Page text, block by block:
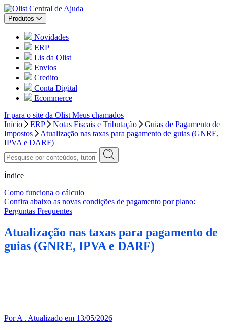
Central de Ajuda
Produtos
Novidades
ERP
Lis da Olist
Envios
Credito
Conta Digital
Ecommerce
Ir para o site da Olist Meus chamados
Início
ERP Notas Fiscais e Tributação
Guias de Pagamento de
Impostos
Atualização nas taxas para pagamento de guias (GNRE,
IPVA e DARF)
Índice
Como funciona o cálculo
Confira abaixo as novas condições de pagamento por plano:
Perguntas Frequentes
Atualização nas taxas para pagamento de
guias (GNRE, IPVA e DARF)
Por A . Atualizado em 13/05/2026